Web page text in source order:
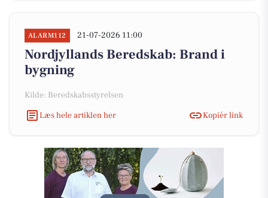
ALARM112 21-07-2026 11:00
Nordjyllands Beredskab: Brand i
bygning
Kilde: Beredskabsstyrelsen
Læs hele artiklen her
Kopiér link